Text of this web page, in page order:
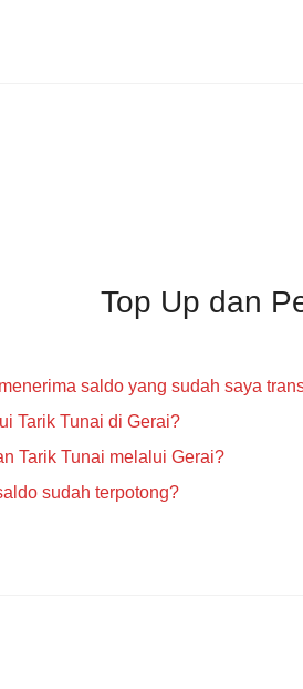
Top Up dan
saldo yang sudah saya
Tarik Tunai di Gerai?
Tarik Tunai melalui Gerai?
sudah terpotong?